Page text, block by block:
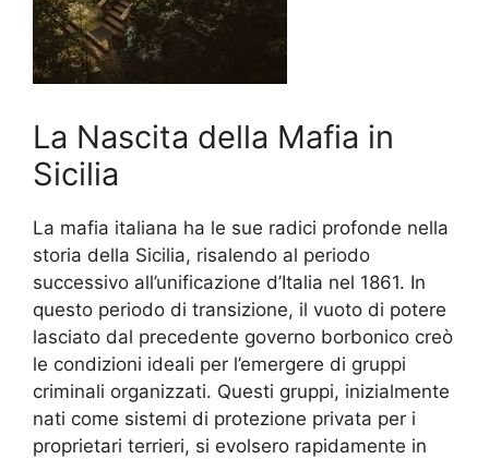
La Nascita della Mafia in
Sicilia
La mafia italiana ha le sue radici profonde nella
storia della Sicilia, risalendo al periodo
successivo all’unificazione d’Italia nel 1861. In
questo periodo di transizione, il vuoto di potere
lasciato dal precedente governo borbonico creò
le condizioni ideali per l’emergere di gruppi
criminali organizzati. Questi gruppi, inizialmente
nati come sistemi di protezione privata per i
proprietari terrieri, si evolsero rapidamente in